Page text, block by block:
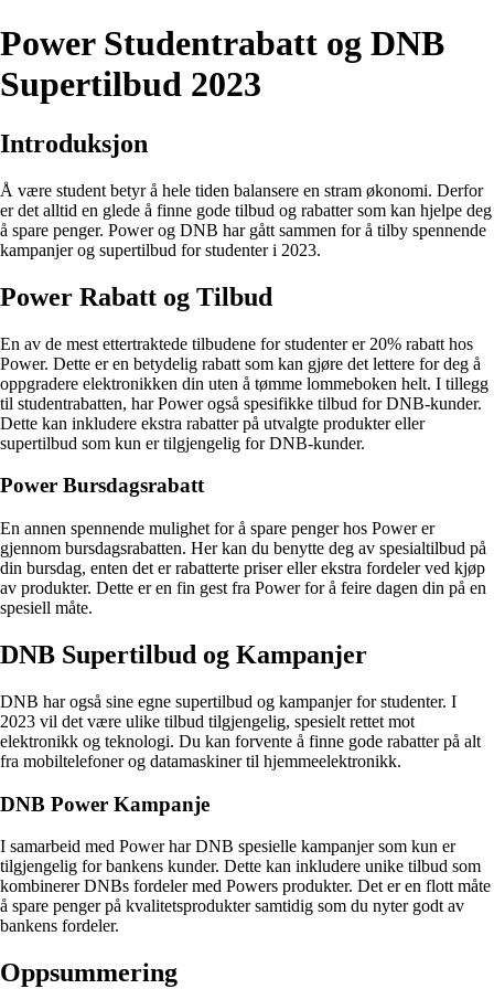
Power Studentrabatt og DNB
Supertilbud 2023
Introduksjon
Å være student betyr å hele tiden balansere en stram økonomi. Derfor
er det alltid en glede å finne gode tilbud og rabatter som kan hjelpe deg
å spare penger. Power og DNB har gått sammen for å tilby spennende
kampanjer og supertilbud for studenter i 2023.
Power Rabatt og Tilbud
En av de mest ettertraktede tilbudene for studenter er 20% rabatt hos
Power. Dette er en betydelig rabatt som kan gjøre det lettere for deg å
oppgradere elektronikken din uten å tømme lommeboken helt. I tillegg
til studentrabatten, har Power også spesifikke tilbud for DNB-kunder.
Dette kan inkludere ekstra rabatter på utvalgte produkter eller
supertilbud som kun er tilgjengelig for DNB-kunder.
Power Bursdagsrabatt
En annen spennende mulighet for å spare penger hos Power er
gjennom bursdagsrabatten. Her kan du benytte deg av spesialtilbud på
din bursdag, enten det er rabatterte priser eller ekstra fordeler ved kjøp
av produkter. Dette er en fin gest fra Power for å feire dagen din på en
spesiell måte.
DNB Supertilbud og Kampanjer
DNB har også sine egne supertilbud og kampanjer for studenter. I
2023 vil det være ulike tilbud tilgjengelig, spesielt rettet mot
elektronikk og teknologi. Du kan forvente å finne gode rabatter på alt
fra mobiltelefoner og datamaskiner til hjemmeelektronikk.
DNB Power Kampanje
I samarbeid med Power har DNB spesielle kampanjer som kun er
tilgjengelig for bankens kunder. Dette kan inkludere unike tilbud som
kombinerer DNBs fordeler med Powers produkter. Det er en flott måte
å spare penger på kvalitetsprodukter samtidig som du nyter godt av
bankens fordeler.
Oppsummering